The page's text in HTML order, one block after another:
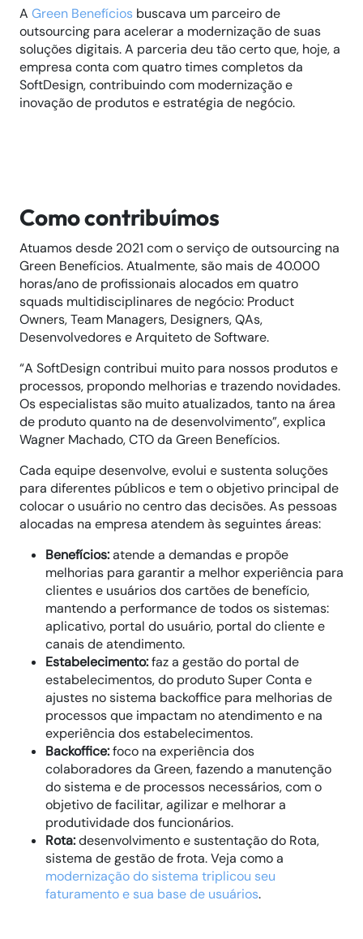
A Green Benefícios buscava um parceiro de
outsourcing para acelerar a modernização de suas
soluções digitais. A parceria deu tão certo que, hoje, a
empresa conta com quatro times completos da
SoftDesign, contribuindo com modernização e
inovação de produtos e estratégia de negócio.
Como contribuímos
Atuamos desde 2021 com o serviço de outsourcing na
Green Benefícios. Atualmente, são mais de 40.000
horas/ano de profissionais alocados em quatro
squads multidisciplinares de negócio: Product
Owners, Team Managers, Designers, QAs,
Desenvolvedores e Arquiteto de Software.
“A SoftDesign contribui muito para nossos produtos e
processos, propondo melhorias e trazendo novidades.
Os especialistas são muito atualizados, tanto na área
de produto quanto na de desenvolvimento”, explica
Wagner Machado, CTO da Green Benefícios.
Cada equipe desenvolve, evolui e sustenta soluções
para diferentes públicos e tem o objetivo principal de
colocar o usuário no centro das decisões. As pessoas
alocadas na empresa atendem às seguintes áreas:
Benefícios:atende a demandas e propõe
melhorias para garantir a melhor experiência para
clientes e usuários dos cartões de benefício,
mantendo a performance de todos os sistemas:
aplicativo, portal do usuário, portal do cliente e
canais de atendimento.
Estabelecimento:faz a gestão do portal de
estabelecimentos, do produto Super Conta e
ajustes no sistema backoffice para melhorias de
processos que impactam no atendimento e na
experiência dos estabelecimentos.
Backoffice:foco na experiência dos
colaboradores da Green, fazendo a manutenção
do sistema e de processos necessários, com o
objetivo de facilitar, agilizar e melhorar a
produtividade dos funcionários.
Rota:desenvolvimento e sustentação do Rota,
sistema de gestão de frota. Veja como a
modernização do sistema triplicou seu
faturamento e sua base de usuários.